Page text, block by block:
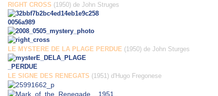
RIGHT CROSS (1950) de John Struges
LE MYSTERE DE LA PLAGE PERDUE (1950) de John Sturges
LE SIGNE DES RENEGATS (1951) d'Hugo Fregonese